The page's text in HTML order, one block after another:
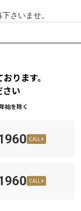
さいませ。
ります。
さい
始を除く
CALL
CALL